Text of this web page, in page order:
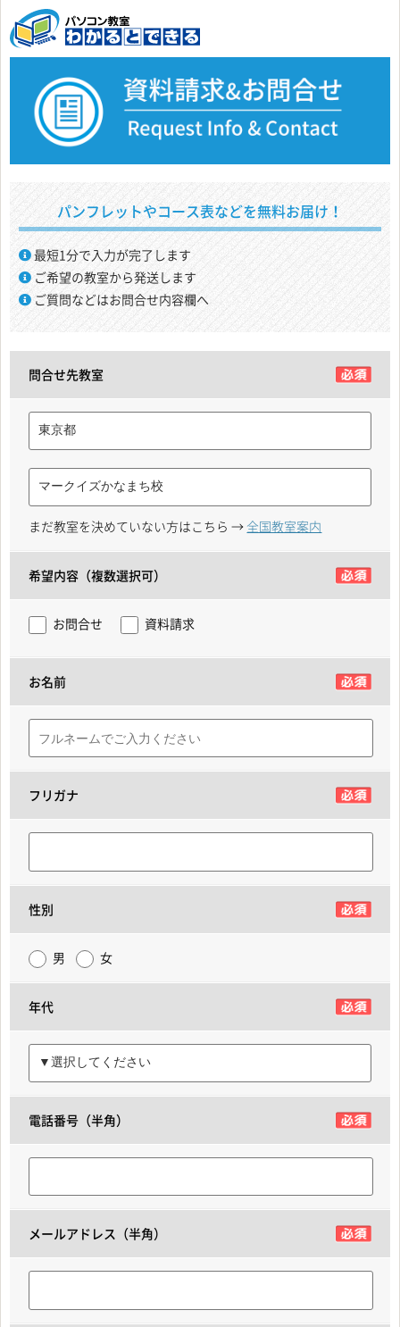
パンフレットやコース表などを無料お届け！
最短1分で入力が完了します
ご希望の教室から発送します
ご質問などはお問合せ内容欄へ
問合せ先教室
まだ教室を決めていない方はこちら → 全国教室案内
希望内容（複数選択可）
お問合せ 資料請求
お名前
フリガナ
性別
男 女
年代
電話番号（半角）
メールアドレス（半角）